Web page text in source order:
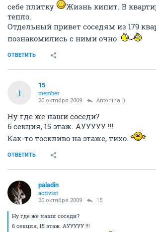
себе плитку
Жизнь кипит. В
тепло.
Отдельный привет соседям из 179
познакомились с ними очно
ОТВЕТИТЬ
1
15
member
30 октября 2009 Antonina :)
Ну где же наши соседи?
6 секция, 15 этаж. АУУУУУ !!!
Как-то тоскливо на этаже, тихо.
ОТВЕТИТЬ
paladin
activist
30 октября 2009 15
Ну где же наши соседи?
6 секция, 15 этаж. АУУУУУ !!!